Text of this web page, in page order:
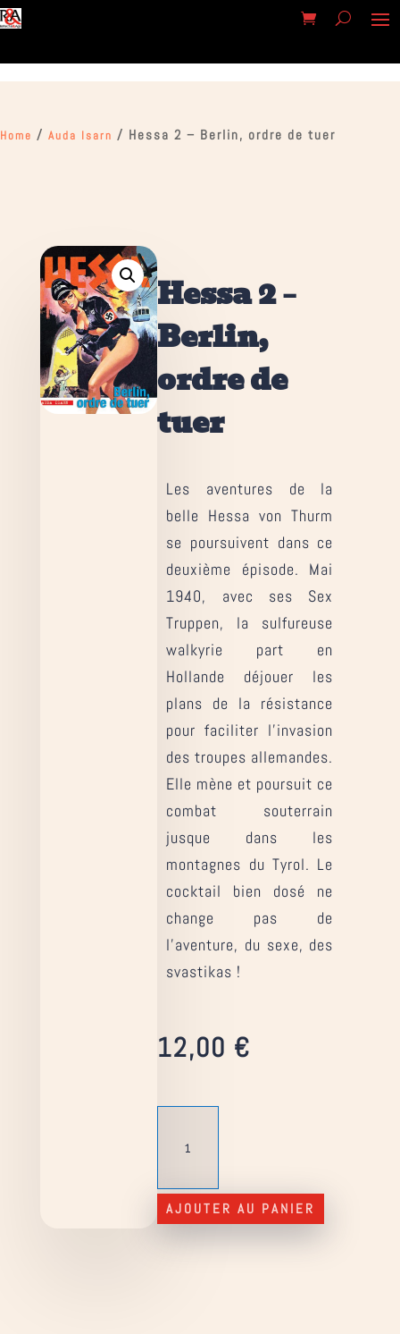
Home / Auda Isarn / Hessa 2 – Berlin, ordre de tuer
Hessa 2 –
Berlin,
ordre de
tuer
Les aventures de la
belle Hessa von Thurm
se poursuivent dans ce
deuxième épisode. Mai
1940, avec ses Sex
Truppen, la sulfureuse
walkyrie part en
Hollande déjouer les
plans de la résistance
pour faciliter l’invasion
des troupes allemandes.
Elle mène et poursuit ce
combat souterrain
jusque dans les
montagnes du Tyrol. Le
cocktail bien dosé ne
change pas de
l’aventure, du sexe, des
svastikas !
12,00 €
Hessa
Berlin,
AJOUTER AU PANIER